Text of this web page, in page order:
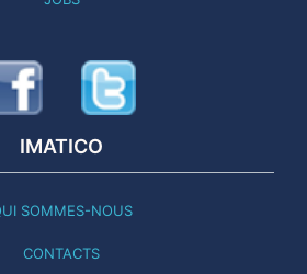
IMATICO
SOMMES-NOUS
CONTACTS